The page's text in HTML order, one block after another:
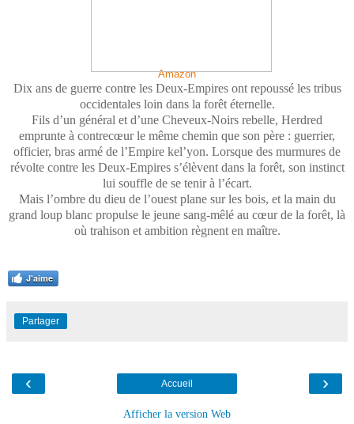
Amazon
Dix ans de guerre contre les Deux-Empires ont repoussé les tribus
occidentales loin dans la forêt éternelle.
Fils d’un général et d’une Cheveux-Noirs rebelle, Herdred
emprunte à contrecœur le même chemin que son père : guerrier,
officier, bras armé de l’Empire kel’yon. Lorsque des murmures de
révolte contre les Deux-Empires s’élèvent dans la forêt, son instinct
lui souffle de se tenir à l’écart.
Mais l’ombre du dieu de l’ouest plane sur les bois, et la main du
grand loup blanc propulse le jeune sang-mêlé au cœur de la forêt, là
où trahison et ambition règnent en maître.
J'aime
Partager
‹ ›
Accueil
Afficher la version Web